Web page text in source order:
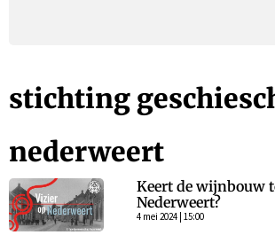
stichting
nederweert
Keert de wijnbouw
Nederweert?
4 mei 2024 | 15:00